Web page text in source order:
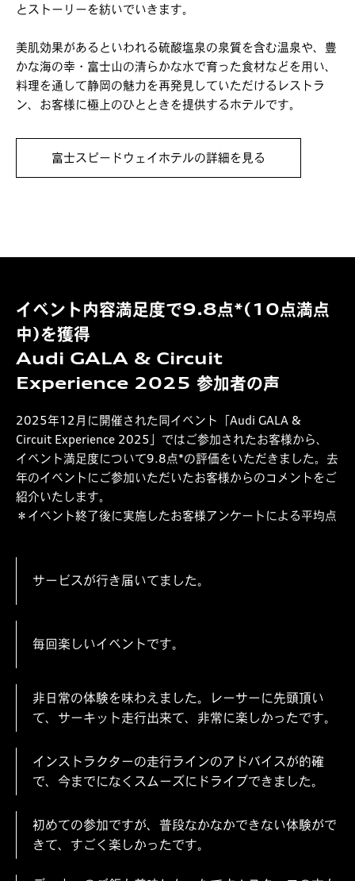
とストーリーを紡いでいきます。
美肌効果があるといわれる硫酸塩泉の泉質を含む温泉や、豊
かな海の幸・富士山の清らかな水で育った食材などを用い、
料理を通して静岡の魅力を再発見していただけるレストラ
ン、お客様に極上のひとときを提供するホテルです。
富士スピードウェイホテルの詳細を見る
イベント内容満足度で9.8点*(10点満点
中)を獲得
Audi GALA & Circuit
Experience 2025 参加者の声
2025年12月に開催された同イベント「Audi GALA &
Circuit Experience 2025」ではご参加されたお客様から、
イベント満足度について9.8点*の評価をいただきました。去
年のイベントにご参加いただいたお客様からのコメントをご
紹介いたします。
＊イベント終了後に実施したお客様アンケートによる平均点
サービスが行き届いてました。
毎回楽しいイベントです。
非日常の体験を味わえました。レーサーに先頭頂い
て、サーキット走行出来て、非常に楽しかったです。
インストラクターの走行ラインのアドバイスが的確
で、今までになくスムーズにドライブできました。
初めての参加ですが、普段なかなかできない体験がで
きて、すごく楽しかったです。